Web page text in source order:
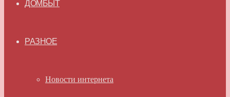
ДОМБЫТ
РАЗНОЕ
Новости интернета